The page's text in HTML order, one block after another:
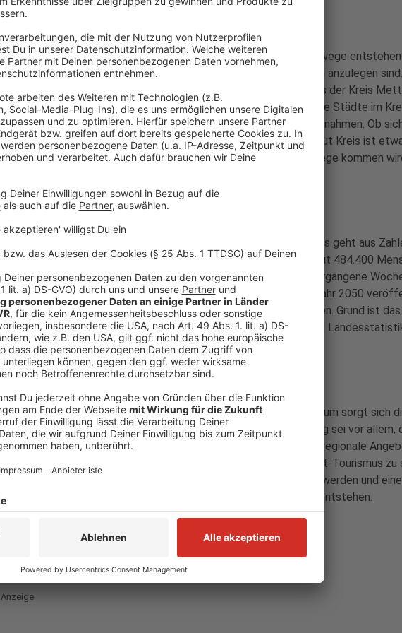
Im Kreis Mettmann sollen in den nächsten Jahren viele neue Radwege
es erstmals einheitliche Standards, wie Radwege und Radstreifen anzulegen
noch viel mehr ist in einem Radverkehrskonzept festgehalten, das der Kreis
beschlossen hat. Geplant ist ein Netz aus neuen Radrouten, die die Städte im
durchgängig verbinden sollen - insgesamt mehr als 800 Einzelmaßnahmen. Ob
Maßnahmen so wie geplant umsetzen lassen, ist aber fraglich. Laut Kreis ist
nicht geklärt, ob man an die Grundstücke für die geplanten Radwege kommen
Einwohnerzahl im Kreis nimmt weiter ab
Die Zahl der Einwohner im Kreis Mettmann ist leicht gesunken. Das geht aus
Statistischen Landesamtes hervor. Demnach waren wir zuletzt gut 484.400
Kreis Mettann und damit rund 1.160 weniger als im Jahr davor. Vergangene
Landesstatistiker Zahlen zur Bevölkerungsentwicklung bis zum Jahr 2050
auch hier ist abzusehen, dass die Bevölkerungszahlen zurück gehen. Grund ist das
Ungleichgewicht von Geburten und Sterbefällen, heißt es von des
Wie packt die Tourismus-Branche den Neustart nach Corona? Darum sorgt sich
und Handelskammer in Düsseldorf und im Kreis Mettmann. Wichtig sei vor allem,
Branche widerstandsfähiger wird, so die IHK. Sie schlägt vor, das regionale
auf Business-Tourismus zu beschränken, sondern auch auf Freizeit-Tourismus zu
Außerdem solle der Stellenwert der Messe Düsseldorf gestärkt werden und eine
Tourismusallianz zwischen Düsseldorf und dem Kreis Mettmann entstehen.
Auch auf den üblichen Podcast-Plattformen
Anzeige